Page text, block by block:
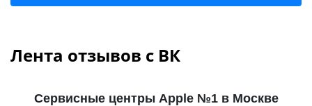
Лента отзывов с ВК
Сервисные центры Apple №1 в Москве